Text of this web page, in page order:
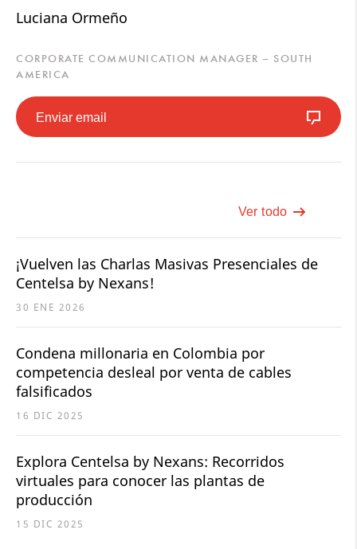
Luciana Ormeño
CORPORATE COMMUNICATION MANAGER – SOUTH
AMERICA
Enviar email
Ver todo
¡Vuelven las Charlas Masivas Presenciales de
Centelsa by Nexans!
30 ENE 2026
Condena millonaria en Colombia por
competencia desleal por venta de cables
falsificados
16 DIC 2025
Explora Centelsa by Nexans: Recorridos
virtuales para conocer las plantas de
producción
15 DIC 2025